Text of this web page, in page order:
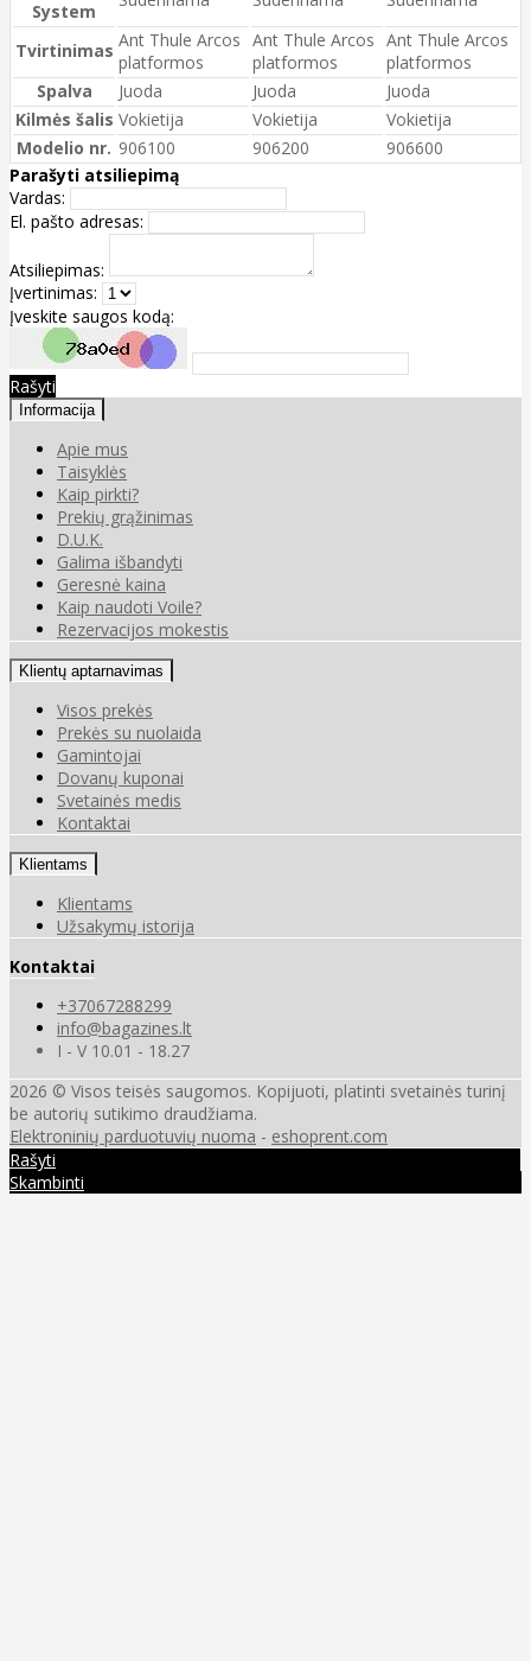
System
Tvirtinimas Ant Thule Arcos
platformos
Ant Thule Arcos
platformos
Ant Thule Arcos
platformos
Spalva
Juoda Juoda
Juoda
Kilmės šalis Vokietija Vokietija
Vokietija
Modelio nr. 906100 906200
906600
Parašyti atsiliepimą
Vardas:
El. pašto adresas:
Atsiliepimas:
Įvertinimas:
Įveskite saugos kodą:
Rašyti
Informacija
Apie mus
Taisyklės
Kaip pirkti?
Prekių grąžinimas
D.U.K.
Galima išbandyti
Geresnė kaina
Kaip naudoti Voile?
Rezervacijos mokestis
Klientų aptarnavimas
Visos prekės
Prekės su nuolaida
Gamintojai
Dovanų kuponai
Svetainės medis
Kontaktai
Klientams
Klientams
Užsakymų istorija
Kontaktai
+37067288299
info@bagazines.lt
I - V 10.01 - 18.27
2026 © Visos teisės saugomos. Kopijuoti, platinti svetainės turinį
be autorių sutikimo draudžiama.
Elektroninių parduotuvių nuoma - eshoprent.com
Rašyti
Skambinti